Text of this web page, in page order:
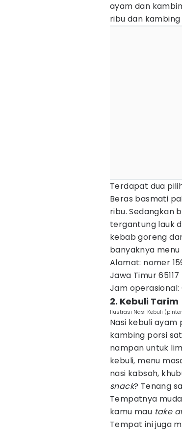
ayam dan
ribu dan kambing
Terdapat dua
Beras basmati
ribu. Sedangkan
tergantung lauk
kebab goreng
banyaknya
Alamat: nomer
Jawa Timur 65117
Jam
2. Kebuli Tarim
Ilustrasi Nasi Kebuli
Nasi kebuli ayam
kambing porsi
nampan untuk
kebuli, menu
nasi kabsah,
snack? Tenang
Tempatnya
kamu mau take
Tempat ini juga